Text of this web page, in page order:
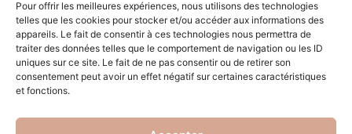
Pour offrir les meilleures expériences, nous utilisons des technologies
telles que les cookies pour stocker et/ou accéder aux informations des
appareils. Le fait de consentir à ces technologies nous permettra de
traiter des données telles que le comportement de navigation ou les ID
uniques sur ce site. Le fait de ne pas consentir ou de retirer son
consentement peut avoir un effet négatif sur certaines caractéristiques
et fonctions.
Portfolio
Famille
Blog
L’expérience
famille
Produits
d’art